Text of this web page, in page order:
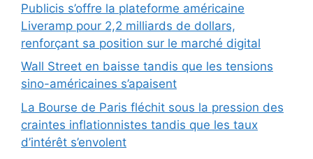
Publicis s’offre la plateforme américaine
Liveramp pour 2,2 milliards de dollars,
renforçant sa position sur le marché digital
Wall Street en baisse tandis que les tensions
sino-américaines s’apaisent
La Bourse de Paris fléchit sous la pression des
craintes inflationnistes tandis que les taux
d’intérêt s’envolent